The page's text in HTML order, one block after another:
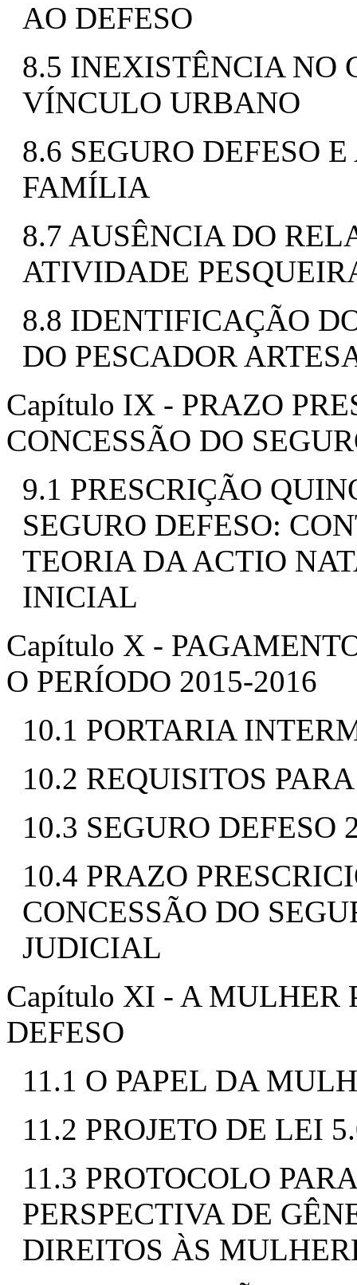
AO DEFESO
8.5 INEXISTÊNCIA NO
VÍNCULO URBANO
8.6 SEGURO DEFESO
FAMÍLIA
8.7 AUSÊNCIA DO
ATIVIDADE
8.8 IDENTIFICAÇÃO
DO PESCADOR
Capítulo IX - PRAZO
CONCESSÃO DO
9.1 PRESCRIÇÃO
SEGURO DEFESO:
TEORIA DA ACTIO
INICIAL
Capítulo X -
O PERÍODO 2015-2016
10.1 PORTARIA
10.2 REQUISITOS
10.3 SEGURO
10.4 PRAZO
CONCESSÃO DO
JUDICIAL
Capítulo XI - A MULHER
DEFESO
11.1 O PAPEL DA
11.2 PROJETO DE LEI
11.3 PROTOCOLO
PERSPECTIVA DE
DIREITOS ÀS